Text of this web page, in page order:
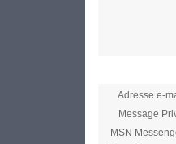
Adresse e-
Message
MSN